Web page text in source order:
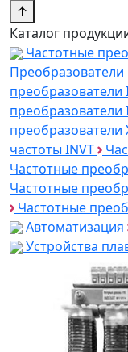
↑
Каталог
Частотные
Преобразователи
преобразователи
преобразователи
преобразователи
частоты INVT
Частотные
Частотные
Частотные
Автоматизация
Устройства